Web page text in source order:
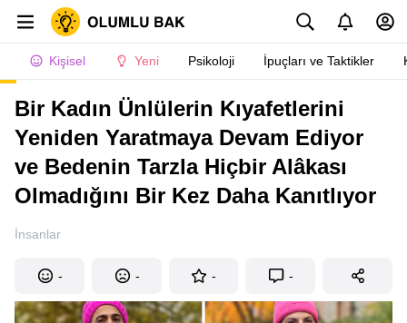
Kişisel Yeni Psikoloji İpuçları ve Taktikler
Bir Kadın Ünlülerin Kıyafetlerini
Yeniden Yaratmaya Devam Ediyor
ve Bedenin Tarzla Hiçbir Alâkası
Olmadığını Bir Kez Daha Kanıtlıyor
İnsanlar
- - - -